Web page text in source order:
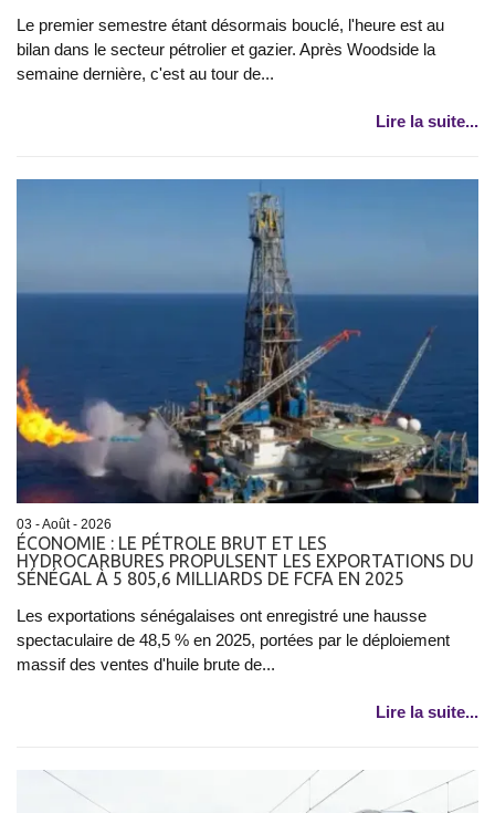
Le premier semestre étant désormais bouclé, l'heure est au
bilan dans le secteur pétrolier et gazier. Après Woodside la
semaine dernière, c'est au tour de...
Lire la suite...
03 - Août - 2026
ÉCONOMIE : LE PÉTROLE BRUT ET LES
HYDROCARBURES PROPULSENT LES EXPORTATIONS DU
SÉNÉGAL À 5 805,6 MILLIARDS DE FCFA EN 2025
Les exportations sénégalaises ont enregistré une hausse
spectaculaire de 48,5 % en 2025, portées par le déploiement
massif des ventes d'huile brute de...
Lire la suite...